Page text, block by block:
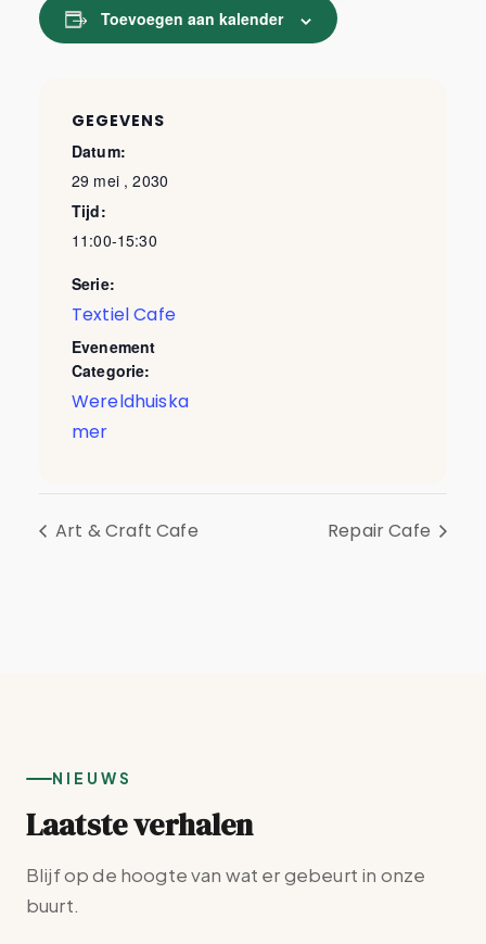
Toevoegen aan kalender
GEGEVENS
Datum:
29 mei , 2030
Tijd:
11:00-15:30
Serie:
Textiel Cafe
Evenement
Categorie:
Wereldhuiska
mer
Art & Craft Cafe Repair Cafe
NIEUWS
Laatste verhalen
Blijf op de hoogte van wat er gebeurt in onze
buurt.